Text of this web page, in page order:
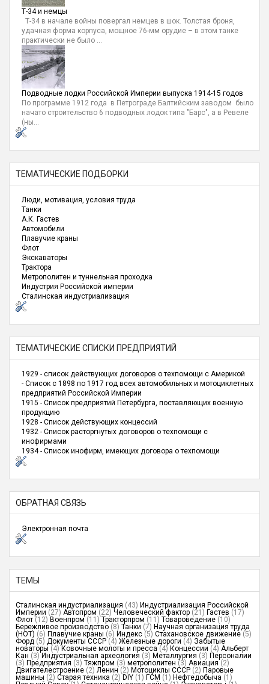
Т-34 и немцы
Т-34 в начале войны повергал немцев в шок. Толстая броня,
удачная форма корпуса, мощное 76-мм орудие – в этом танке
практически не было ...
Подводные лодки Российской Империи выпуска 1914-15 годов
По программе 1912 года в Петрограде Балтийским заводом было
начато строительство 6 подводных лодок типа "Барс", а в Ревеле
(ны...
ТЕМАТИЧЕСКИЕ ПОДБОРКИ
Люди, мотивация, условия труда
Танки
А.К. Гастев
Автомобили
Плавучие краны
Флот
Экскаваторы
Трактора
Метрополитен и туннельная проходка
Индустрия Российской империи
Сталинская индустриализация
ТЕМАТИЧЕСКИЕ СПИСКИ ПРЕДПРИЯТИЙ
1929 - список действующих договоров о техпомощи с Америкой
- Список с 1898 по 1917 год всех автомобильных и мотоциклетных
предприятий Российской Империи
1915 - Список предприятий Петербурга, поставляющих военную
продукцию
1928 - Список действующих концессий
1932 - Список расторгнутых договоров о техпомощи с
инофирмами
1934 - Список инофирм, имеющих договора о техпомощи
ОБРАТНАЯ СВЯЗЬ
Электронная почта
ТЕМЫ
Сталинская индустриализация (43) Индустриализация Российской
Империи (27) Автопром (22) Человеческий фактор (21) Гастев (17)
Флот (12) Военпром (11) Тракторпром (11) Товароведение (10)
Бережливое производство (8) Танки (7) Научная организация труда
(НОТ) (6) Плавучие краны (6) Индекс (5) Стахановское движение (5)
Форд (5) Документы СССР (4) Железные дороги (4) Забытые
новаторы (4) Ковочные молоты и пресса (4) Концессии (4) Альберт
Кан (3) Индустриальная археология (3) Металлургия (3) Персоналии
(3) Предприятия (3) Тяжпром (3) метрополитен (3) Авиация (2)
Двигателестроение (2) Ленин (2) Мотоциклы СССР (2) Паровые
машины (2) Старая техника (2) DIY (1) ГСМ (1) Нефтедобыча (1)